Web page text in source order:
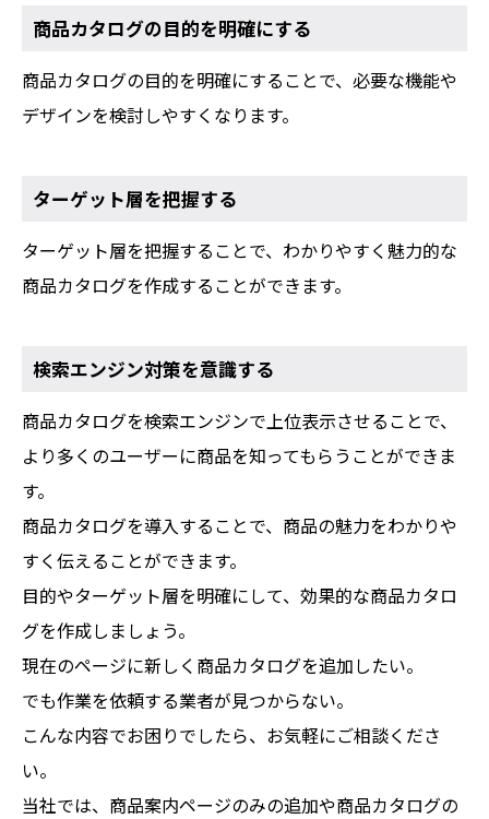
商品カタログの目的を明確にする
商品カタログの目的を明確にすることで、必要な機能や
デザインを検討しやすくなります。
ターゲット層を把握する
ターゲット層を把握することで、わかりやすく魅力的な
商品カタログを作成することができます。
検索エンジン対策を意識する
商品カタログを検索エンジンで上位表示させることで、
より多くのユーザーに商品を知ってもらうことができま
す。
商品カタログを導入することで、商品の魅力をわかりや
すく伝えることができます。
目的やターゲット層を明確にして、効果的な商品カタロ
グを作成しましょう。
現在のページに新しく商品カタログを追加したい。
でも作業を依頼する業者が見つからない。
こんな内容でお困りでしたら、お気軽にご相談くださ
い。
当社では、商品案内ページのみの追加や商品カタログの